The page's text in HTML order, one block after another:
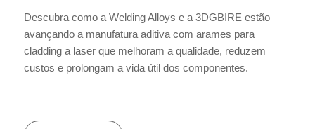
Descubra como a Welding Alloys e a 3DGBIRE estão
avançando a manufatura aditiva com arames para
cladding a laser que melhoram a qualidade, reduzem
custos e prolongam a vida útil dos componentes.